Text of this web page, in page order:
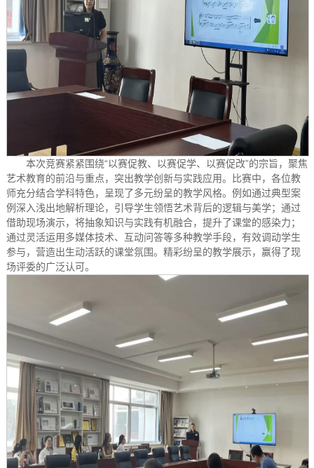
本次竞赛紧紧围绕“以赛促教、以赛促学、以赛促改”的宗旨，聚焦
艺术教育的前沿与重点，突出教学创新与实践应用。比赛中，各位教
师充分结合学科特色，呈现了多元纷呈的教学风格。例如通过典型案
例深入浅出地解析理论，引导学生领悟艺术背后的逻辑与美学；通过
借助现场演示，将抽象知识与实践有机融合，提升了课堂的感染力；
通过灵活运用多媒体技术、互动问答等多种教学手段，有效调动学生
参与，营造出生动活跃的课堂氛围。精彩纷呈的教学展示，赢得了现
场评委的广泛认可。